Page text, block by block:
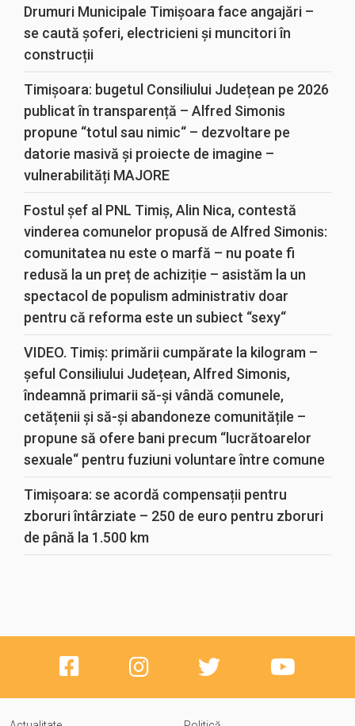
Drumuri Municipale Timișoara face angajări –
se caută șoferi, electricieni și muncitori în
construcții
Timișoara: bugetul Consiliului Județean pe 2026
publicat în transparență – Alfred Simonis
propune “totul sau nimic“ – dezvoltare pe
datorie masivă și proiecte de imagine –
vulnerabilități MAJORE
Fostul șef al PNL Timiș, Alin Nica, contestă
vinderea comunelor propusă de Alfred Simonis:
comunitatea nu este o marfă – nu poate fi
redusă la un preț de achiziție – asistăm la un
spectacol de populism administrativ doar
pentru că reforma este un subiect “sexy“
VIDEO. Timiș: primării cumpărate la kilogram –
șeful Consiliului Județean, Alfred Simonis,
îndeamnă primarii să-și vândă comunele,
cetățenii și să-și abandoneze comunitățile –
propune să ofere bani precum “lucrătoarelor
sexuale“ pentru fuziuni voluntare între comune
Timișoara: se acordă compensații pentru
zboruri întârziate – 250 de euro pentru zboruri
de până la 1.500 km